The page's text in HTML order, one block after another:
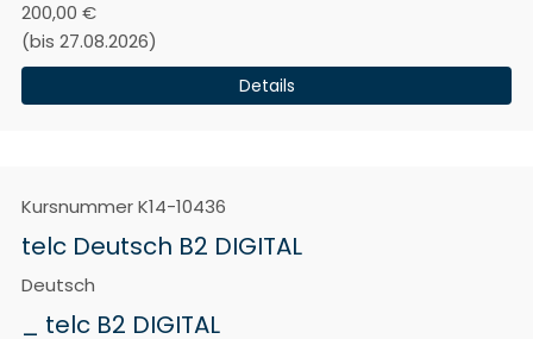
200,00 €
(bis 27.08.2026)
Details
KursnummerK14-10436
telc Deutsch B2 DIGITAL
Deutsch
_ telc B2 DIGITAL